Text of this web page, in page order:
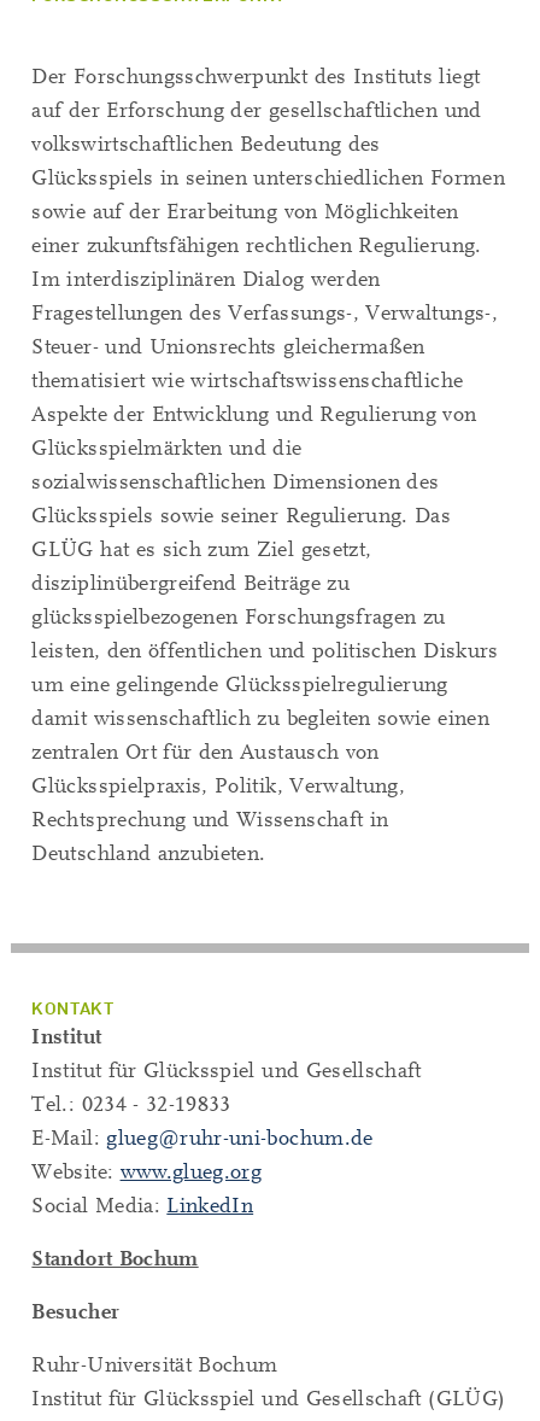
Der Forschungsschwerpunkt des Instituts liegt
auf der Erforschung der gesellschaftlichen und
volkswirtschaftlichen Bedeutung des
Glücksspiels in seinen unterschiedlichen Formen
sowie auf der Erarbeitung von Möglichkeiten
einer zukunftsfähigen rechtlichen Regulierung.
Im interdisziplinären Dialog werden
Fragestellungen des Verfassungs-, Verwaltungs-,
Steuer- und Unionsrechts gleichermaßen
thematisiert wie wirtschaftswissenschaftliche
Aspekte der Entwicklung und Regulierung von
Glücksspielmärkten und die
sozialwissenschaftlichen Dimensionen des
Glücksspiels sowie seiner Regulierung. Das
GLÜG hat es sich zum Ziel gesetzt,
disziplinübergreifend Beiträge zu
glücksspielbezogenen Forschungsfragen zu
leisten, den öffentlichen und politischen Diskurs
um eine gelingende Glücksspielregulierung
damit wissenschaftlich zu begleiten sowie einen
zentralen Ort für den Austausch von
Glücksspielpraxis, Politik, Verwaltung,
Rechtsprechung und Wissenschaft in
Deutschland anzubieten.
KONTAKT
Institut
Institut für Glücksspiel und Gesellschaft
Tel.: 0234 - 32-19833
E-Mail:glueg@ruhr-uni-bochum.de
Website: www.glueg.org
Social Media: LinkedIn
Standort Bochum
Besucher
Ruhr-Universität Bochum
Institut für Glücksspiel und Gesellschaft (GLÜG)